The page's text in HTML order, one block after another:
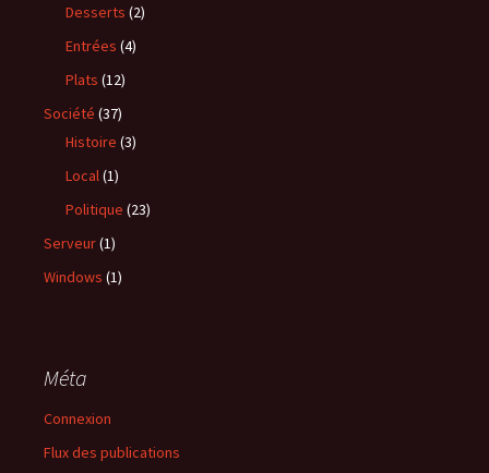
Desserts (2)
Entrées (4)
Plats (12)
Société (37)
Histoire (3)
Local(1)
Politique (23)
Serveur(1)
Windows (1)
Méta
Connexion
Flux des publications